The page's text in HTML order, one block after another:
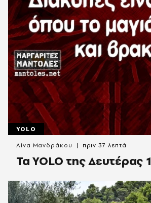
YOLO
Τα YOLO της Δευτέρας
Λίνα Μανδράκου πριν 37 λεπτά